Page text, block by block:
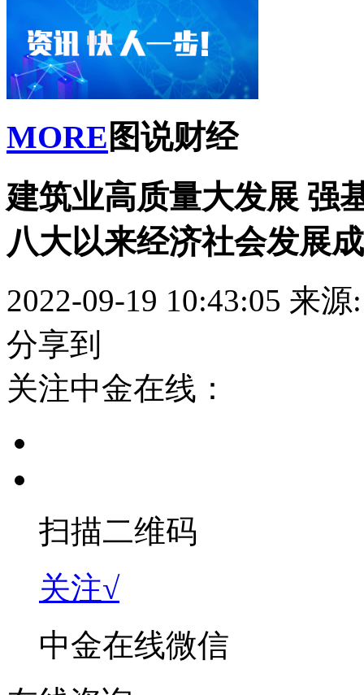
MORE 图说财经
建筑业高质量大发展
八大以来经济社会发展
2022-09-19 10:43:05 来源
分享到
关注中金在线：
扫描二维码
关注√
中金在线微信